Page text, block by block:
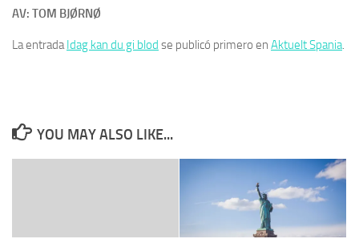
AV: TOM BJØRNØ
La entradaIdag kan du gi blod se publicó primero en Aktuelt Spania.
YOU MAY ALSO LIKE...